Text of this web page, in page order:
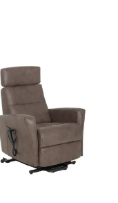
LISÄTIETOJA